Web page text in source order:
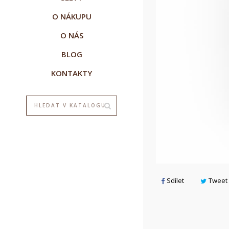
O NÁKUPU
O NÁS
BLOG
KONTAKTY
Sdílet Tweet